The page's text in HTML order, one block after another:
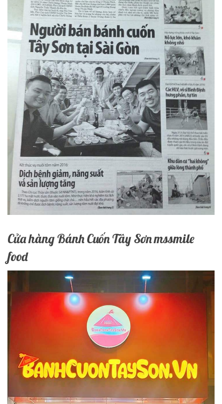
Cửa hàng Bánh Cuốn Tây Sơn mssmile
food